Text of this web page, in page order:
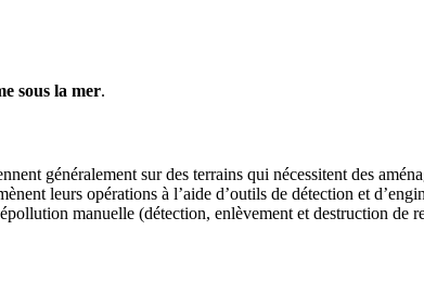
sous la mer.
généralement sur des terrains qui nécessitent des
leurs opérations à l’aide d’outils de détection et
manuelle (détection, enlèvement et destruction de